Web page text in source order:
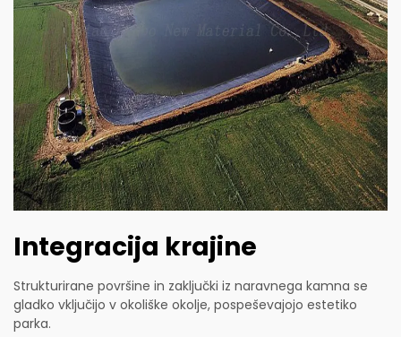
Integracija krajine
Strukturirane površine in zaključki iz naravnega kamna se
gladko vključijo v okoliške okolje, pospeševajojo estetiko
parka.